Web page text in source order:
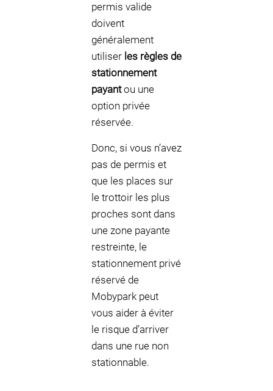
permis valide
doivent
généralement
utiliser les règles de
stationnement
payantou une
option privée
réservée.
Donc, si vous n’avez
pas de permis et
que les places sur
le trottoir les plus
proches sont dans
une zone payante
restreinte, le
stationnement privé
réservé de
Mobypark peut
vous aider à éviter
le risque d’arriver
dans une rue non
stationnable.